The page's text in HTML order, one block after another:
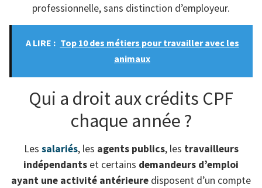
professionnelle, sans distinction d’employeur.
A LIRE : Top 10 des métiers pour travailler avec les
animaux
Qui a droit aux crédits CPF
chaque année ?
Les salariés, les agents publics, les travailleurs
indépendants et certains demandeurs d’emploi
ayant une activité antérieure disposent d’un compte